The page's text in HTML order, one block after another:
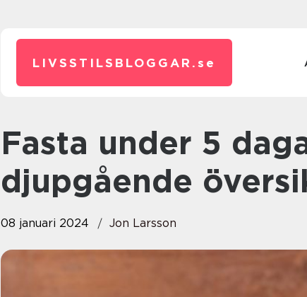
LIVSSTILSBLOGGAR. se
Fasta under 5 dagar: En
djupgående
08 januari 2024 Jon Larsson